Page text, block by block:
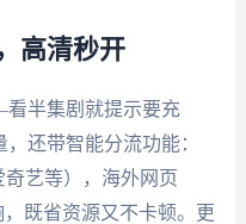
高清秒开
半集剧就提示要充
还带智能分流功能：
艺等），海外网页
，既省资源又不卡顿。更